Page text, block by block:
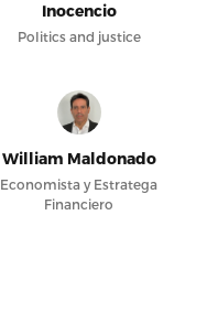
Inocencio
Politics and justice
William Maldonado
Economista y Estratega
Financiero